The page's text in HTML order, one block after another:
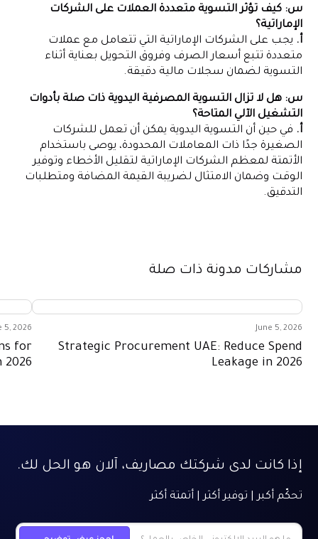
س: كيف تؤثر التسوية متعددة العملات على الشركات
الإماراتية؟
أ. يجب على الشركات الإماراتية التي تتعامل مع عملات
متعددة تتبع أسعار الصرف وفروق التحويل بعناية أثناء
التسوية لضمان سجلات مالية دقيقة.
س: هل لا تزال التسوية المصرفية اليدوية ذات صلة بأدوات
التشغيل الآلي المتاحة؟
أ. في حين أن التسوية اليدوية يمكن أن تعمل للشركات
الصغيرة جدًا ذات المعاملات المحدودة، يوصى باستخدام
الأتمتة لمعظم الشركات الإماراتية لتقليل الأخطاء وتوفير
الوقت وضمان الامتثال لضريبة القيمة المضافة ومتطلبات
التدقيق.
مشاركات مدونة ذات صلة
June 5, 2026
Strategic Procurement UAE: Reduce Spend
Leakage in 2026
5, 2026
for
إذا كانت لدى شركتك مصاريف، آلان هو الحل لك.
تحكّم أكبر | توفير أكثر | أتمتة أكثر